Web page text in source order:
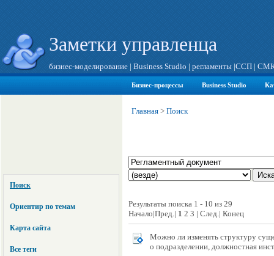
Заметки управленца
бизнес-моделирование | Business Studio | регламенты |ССП |
Бизнес-процессы Business Studio
Поиск
Ориентир по темам
Карта сайта
Все теги
Главная > Поиск
Результаты поиска 1 - 10 из 29
Начало|Пред.| 1 2 3 | След.| Конец
Можно ли изменять структуру
о подразделении, должностная